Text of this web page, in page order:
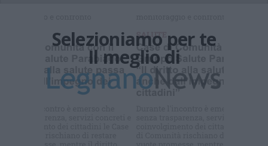
Selezioniamo per te
Il meglio di
Iscriviti alla
newsletter